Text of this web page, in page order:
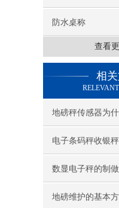
防水桌称
查看
相
地磅秤传感器为
电子条码秤收银
数显电子秤的制
地磅维护的基本